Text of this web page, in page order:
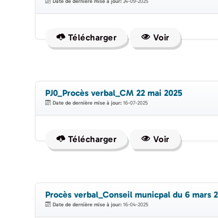
Télécharger Voir
PJ0_Procès verbal_CM 22 mai 2025
Date de dernière mise à jour: 16-07-2025
Télécharger Voir
Procès verbal_Conseil municpal du 6 mars
Date de dernière mise à jour: 16-04-2025